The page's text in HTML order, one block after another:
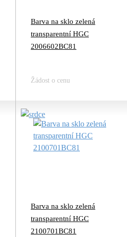
Barva na sklo zelená
transparentní HGC
2006602BC81
Žádost o cenu
Barva na sklo zelená
transparentní HGC
2100701BC81